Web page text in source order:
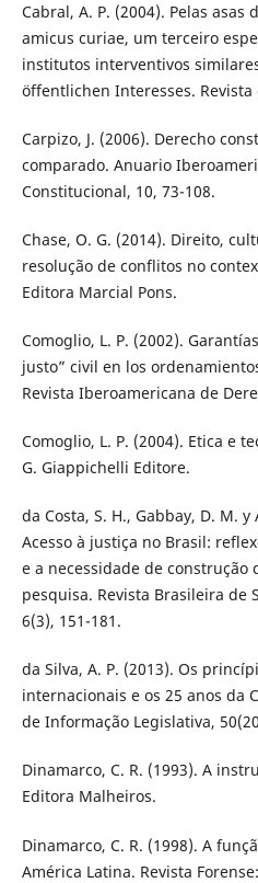
Cabral, A. P. (2004). Pelas
amicus curiae, um terceiro
institutos interventivos
öffentlichen Interesses. Revista
Carpizo, J. (2006). Derecho
comparado. Anuario
Constitucional, 10, 73-108.
Chase, O. G. (2014). Direito,
resolução de conflitos no
Editora Marcial Pons.
Comoglio, L. P. (2002).
justo” civil en los
Revista Iberoamericana de
Comoglio, L. P. (2004). Etica e
G. Giappichelli Editore.
da Costa, S. H., Gabbay, D. M.
Acesso à justiça no Brasil:
e a necessidade de construção
pesquisa. Revista Brasileira de
6(3), 151-181.
da Silva, A. P. (2013). Os
internacionais e os 25 anos da
de Informação Legislativa,
Dinamarco, C. R. (1993). A
Editora Malheiros.
Dinamarco, C. R. (1998). A
América Latina. Revista